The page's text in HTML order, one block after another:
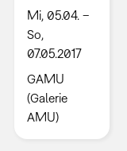
Mi, 05.04. –
So,
07.05.2017
GAMU
(Galerie
AMU)